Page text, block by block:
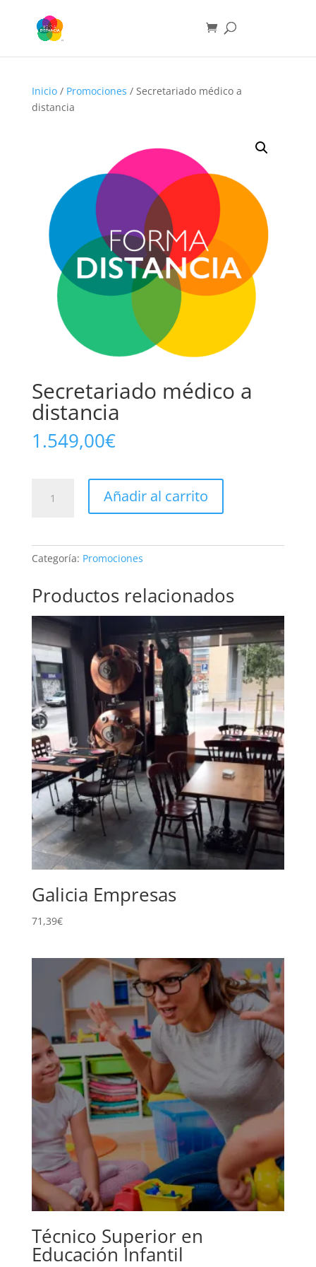
Inicio/ Promociones / Secretariado médico a
distancia
Secretariado médico a
distancia
1.549,00€
médico
cantidad
Añadir al carrito
Categoría: Promociones
Productos relacionados
Galicia Empresas
71,39€
Técnico Superior en
Educación Infantil